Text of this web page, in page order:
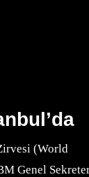
(World
Genel